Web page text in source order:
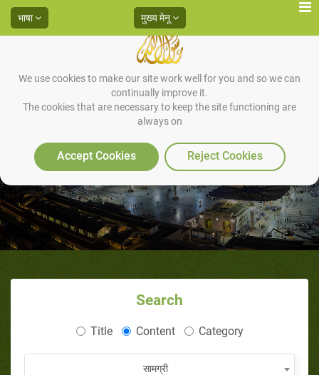
We use cookies to make our site work well for you and so we can
continually improve it.
The cookies that are necessary to keep the site functioning are
always on
Accept Cookies Reject Cookies
भाषा मुख्य मेनू
हज की फरजियत
Search
Title Content Category
सामग्री